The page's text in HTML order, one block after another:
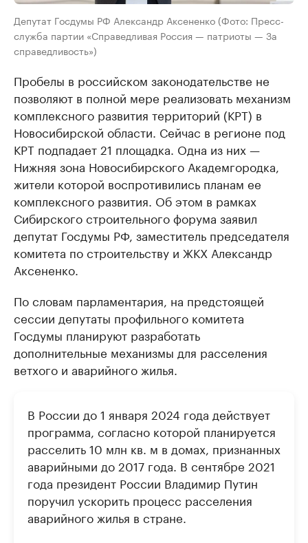
Депутат Госдумы РФ Александр Аксененко (Фото: Пресс-
служба партии «Справедливая Россия — патриоты — За
справедливость»)
Пробелы в российском законодательстве не
позволяют в полной мере реализовать механизм
комплексного развития территорий (КРТ) в
Новосибирской области. Сейчас в регионе под
КРТ подпадает 21 площадка. Одна из них —
Нижняя зона Новосибирского Академгородка,
жители которой воспротивились планам ее
комплексного развития. Об этом в рамках
Сибирского строительного форума заявил
депутат Госдумы РФ, заместитель председателя
комитета по строительству и ЖКХ Александр
Аксененко.
По словам парламентария, на предстоящей
сессии депутаты профильного комитета
Госдумы планируют разработать
дополнительные механизмы для расселения
ветхого и аварийного жилья.
В России до 1 января 2024 года действует
программа, согласно которой планируется
расселить 10 млн кв. м в домах, признанных
аварийными до 2017 года. В сентябре 2021
года президент России Владимир Путин
поручил ускорить процесс расселения
аварийного жилья в стране.